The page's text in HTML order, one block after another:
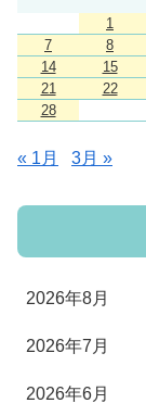
1
7
8
14
15
21
22
28
« 1月 3月 »
2026年8月
2026年7月
2026年6月